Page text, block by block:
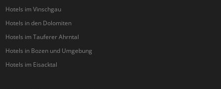
Hotels im Vinschgau
Hotels in den Dolomiten
Hotels im Tauferer Ahrntal
Hotels in Bozen und Umgebung
Hotels im Eisacktal